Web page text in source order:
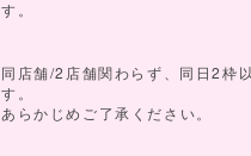
す。
同店舗/2 店舗関わらず、同日2枠
す。
あらかじめご了承ください。